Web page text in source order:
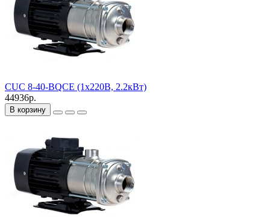
CUC 8-40-BQCE (1х220В, 2.2кВт)
44936р.
В корзину